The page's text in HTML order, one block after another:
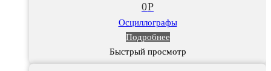
0Р
Осциллографы
Подробнее
Быстрый просмотр